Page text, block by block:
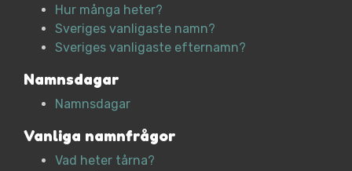
Hur många heter?
Sveriges vanligaste namn?
Sveriges vanligaste efternamn?
Namnsdagar
Namnsdagar
Vanliga namnfrågor
Vad heter tårna?